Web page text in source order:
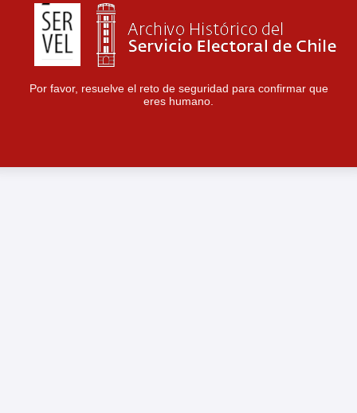
Por favor, resuelve el reto de seguridad para confirmar que
eres humano.